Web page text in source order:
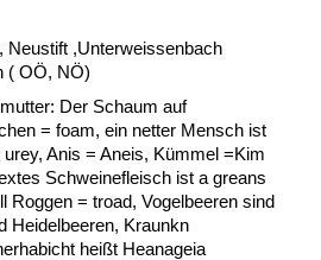
Neustift ,Unterweissenbach
( OÖ, NÖ)
Der Schaum auf
= foam, ein netter Mensch ist
Anis = Aneis, Kümmel =Kim
Schweinefleisch ist a greans
Roggen = troad, Vogelbeeren sind
Heidelbeeren, Kraunkn
heißt Heanageia